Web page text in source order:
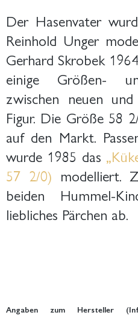
Der Hasenvater
Reinhold Unger
Gerhard Skrobek
einige Größen-
zwischen neuen
Figur. Die Größe 58
auf den Markt.
wurde 1985 das
57 2/0) modelliert.
beiden Hummel-
liebliches Pärchen ab.
Angaben zum Hersteller